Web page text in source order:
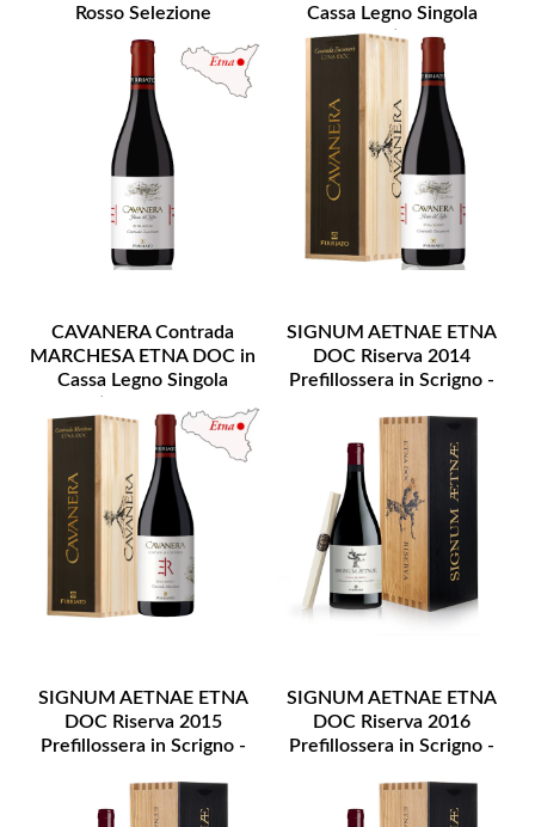
Rosso Selezione
Cassa Legno Singola
Bottiglia
CAVANERA Contrada
MARCHESA ETNA DOC in
Cassa Legno Singola
Bottiglia - Lt. 0,750
SIGNUM AETNAE ETNA
DOC Riserva 2014
Prefillossera in Scrigno -
SIGNUM AETNAE ETNA
DOC Riserva 2015
Prefillossera in Scrigno -
SIGNUM AETNAE ETNA
DOC Riserva 2016
Prefillossera in Scrigno -